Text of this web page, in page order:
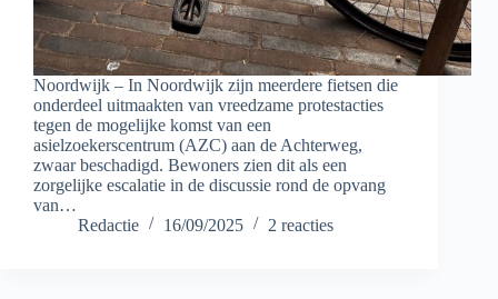
Noordwijk – In Noordwijk zijn meerdere fietsen die
onderdeel uitmaakten van vreedzame protestacties
tegen de mogelijke komst van een
asielzoekerscentrum (AZC) aan de Achterweg,
zwaar beschadigd. Bewoners zien dit als een
zorgelijke escalatie in de discussie rond de opvang
van…
Redactie
16/09/2025 2 reacties